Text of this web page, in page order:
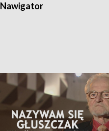
Nawigator